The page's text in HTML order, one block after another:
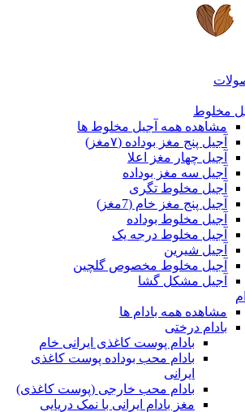
مخلوط
مشاهده همه آجیل مخلوط ها
آجیل پنج مغز بوداده (۷مغز)
آجیل چهار مغز اعلا
آجیل سه مغز بوداده
آجیل مخلوط تگری
آجیل پنج مغز خام (7مغز)
آجیل مخلوط بوداده
آجیل مخلوط درجه یک
آجیل شیرین
آجیل مخلوط مخصوص گلچین
آجیل مشکل گشا
مشاهده همه بادام ها
بادام درختی
بادام پوست کاغذی ایرانی خام
بادام محب بوداده پوست کاغذی
ایرانی
بادام محب خارجی (پوست کاغذی)
مغز بادام ایرانی با نمک دریایی